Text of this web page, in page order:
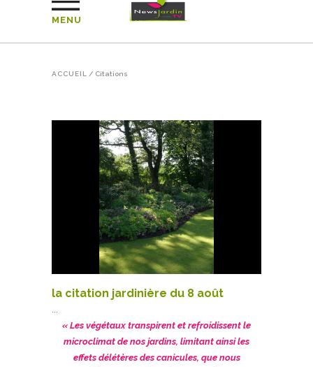
MENU
ACCUEIL / Citations
la citation jardinière du 8 août
« Les végétaux transpirent et refroidissent le
microclimat de nos jardins, limitant ainsi les
effets délétères des canicules, que nous